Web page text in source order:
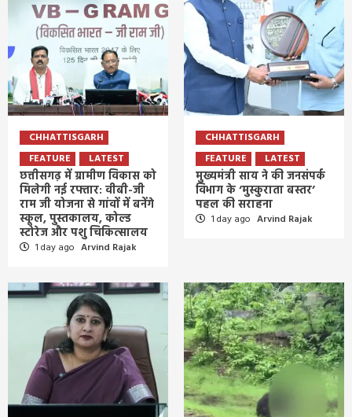
CHHATTISGARH
FEATURE
LATEST
छत्तीसगढ़ में ग्रामीण विकास को
मिलेगी नई रफ्तार: वीबी-जी
राम जी योजना से गांवों में बनेंगे
स्कूल, पुस्तकालय, कोल्ड
स्टोरेज और पशु चिकित्सालय
1 day ago Arvind Rajak
CHHATTISGARH
FEATURE
LATEST
मुख्यमंत्री साय ने की जनसंपर्क
विभाग के ‘मुस्कुराता बस्तर’
पहल की सराहना
1 day ago Arvind Rajak